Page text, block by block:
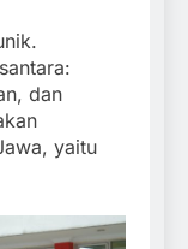
dan
yaitu